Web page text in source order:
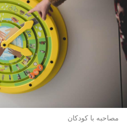
مصاحبه با کودکان